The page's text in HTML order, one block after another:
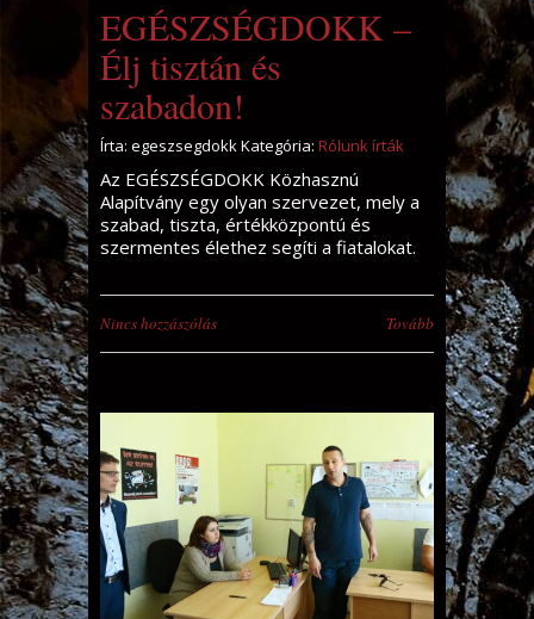
EGÉSZSÉGDOKK –
Élj tisztán és
szabadon!
Írta: egeszsegdokk Kategória: Rólunk írták
Az EGÉSZSÉGDOKK Közhasznú
Alapítvány egy olyan szervezet, mely a
szabad, tiszta, értékközpontú és
szermentes élethez segíti a fiatalokat.
Nincs hozzászólás Tovább